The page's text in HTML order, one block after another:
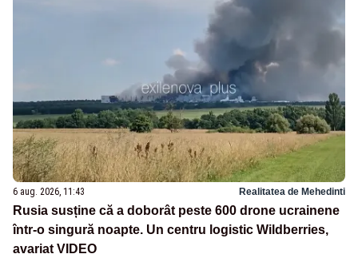
6 aug. 2026, 11:43 Realitatea de Mehedinti
Rusia susține că a doborât peste 600 drone ucrainene
într-o singură noapte. Un centru logistic Wildberries,
avariat VIDEO